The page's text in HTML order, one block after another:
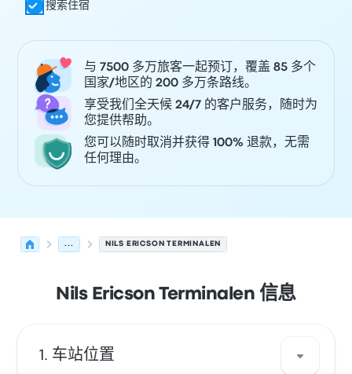
搜索住宿
与 7500 多万旅客一起预订，覆盖 85 多个
国家/地区的 200 多万条路线。
享受我们全天候 24/7 的客户服务，随时为
您提供帮助。
您可以随时取消并获得 100% 退款，无需
任何理由。
... NILS ERICSON TERMINALEN
Nils Ericson Terminalen 信息
车站位置